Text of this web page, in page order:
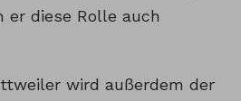
er diese Rolle auch
wird außerdem der